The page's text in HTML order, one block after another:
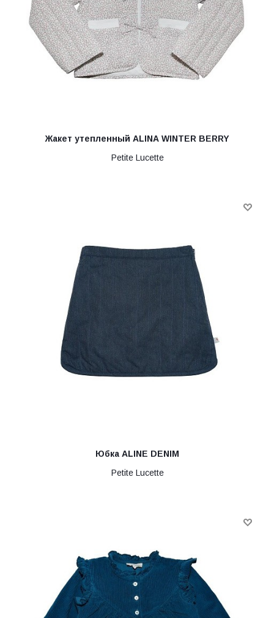
Жакет утепленный ALINA WINTER BERRY
Petite Lucette
Юбка ALINE DENIM
Petite Lucette